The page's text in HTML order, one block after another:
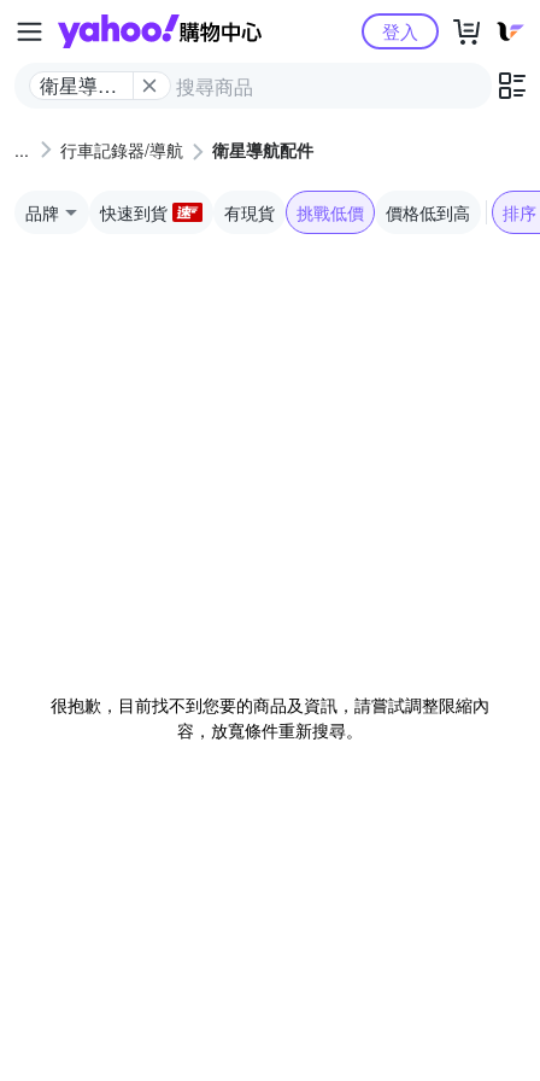
Yahoo購物中心
衛星導航
登入
行車記錄器/導航 衛星導航配件
品牌 快速到貨 有現貨 挑戰低價 價格低到高 排序
很抱歉，目前找不到您要的商品及資訊，請嘗試調整限縮內
容，放寬條件重新搜尋。